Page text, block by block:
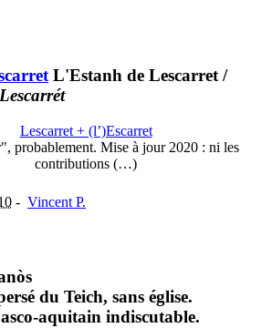
L'Estanh de Lescarret /
Lescarret + (l’)Escarret
probablement. Mise à jour 2020 : ni les
contributions (…)
- Vincent P.
du Teich, sans église.
aquitain indiscutable.